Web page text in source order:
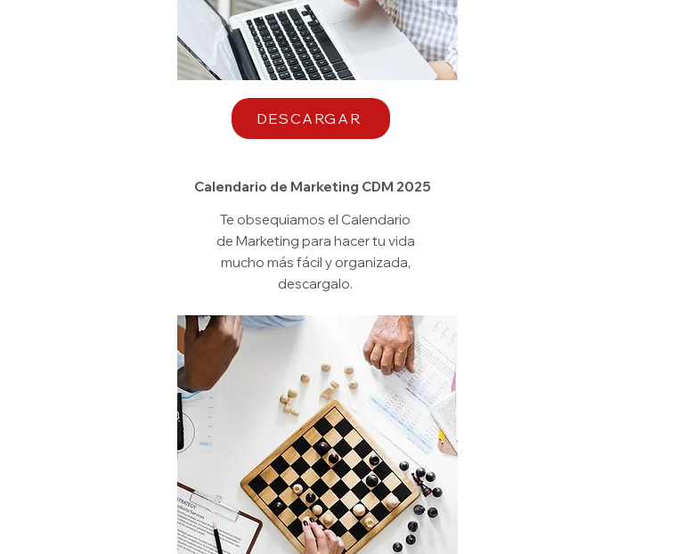
DESCARGAR
Calendario de Marketing CDM 2025
Te obsequiamos el Calendario
de Marketing para hacer tu vida
mucho más fácil y organizada,
descargalo.